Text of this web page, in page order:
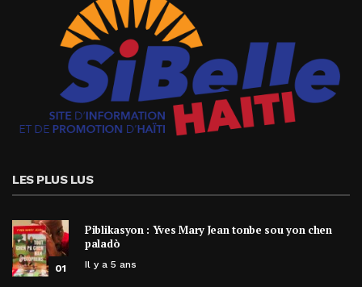
LES PLUS LUS
01
Piblikasyon : Yves Mary Jean tonbe sou yon chen
paladò
Il y a 5 ans